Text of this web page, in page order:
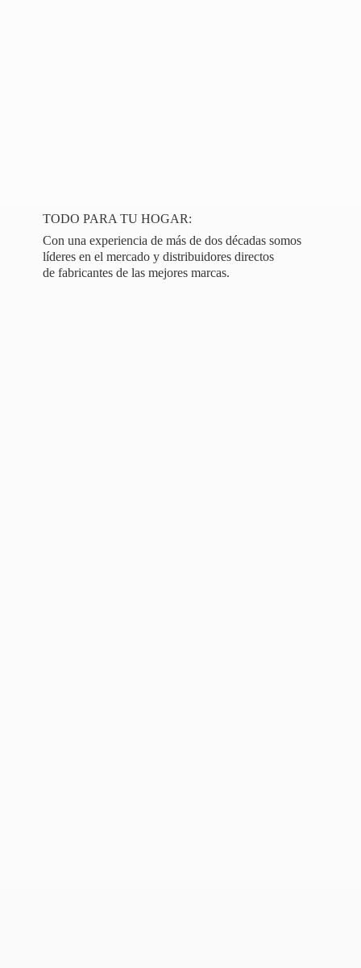
TODO PARA TU HOGAR:
Con una experiencia de más de dos décadas somos
líderes en el mercado y distribuidores directos
de fabricantes de las mejores marcas.